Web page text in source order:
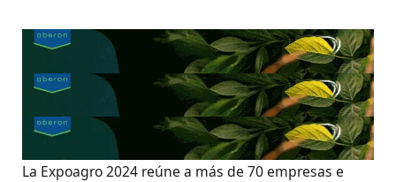
La Expoagro 2024 reúne a más de 70 empresas e